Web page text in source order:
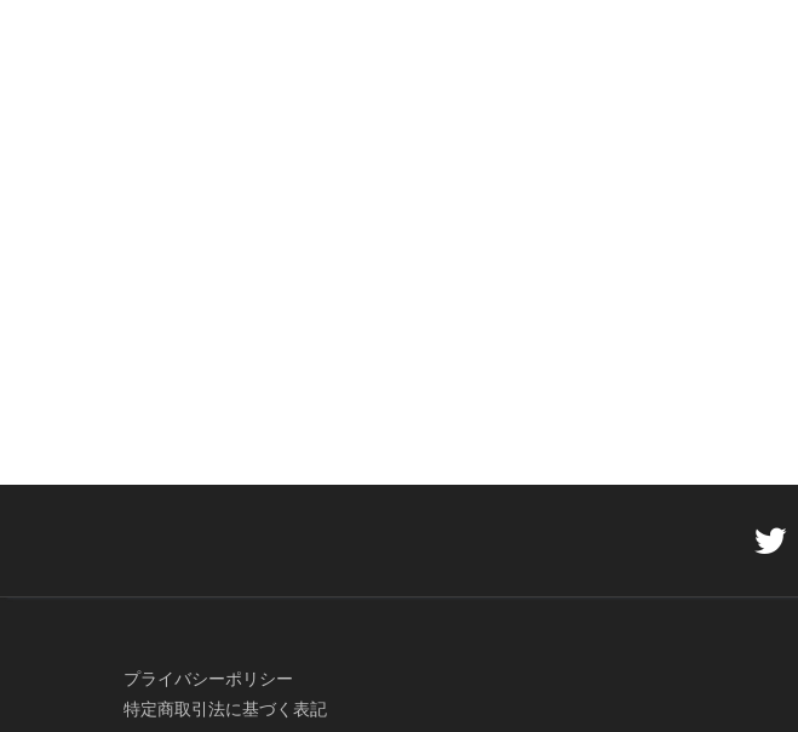
プライバシーポリシー
特定商取引法に基づく表記